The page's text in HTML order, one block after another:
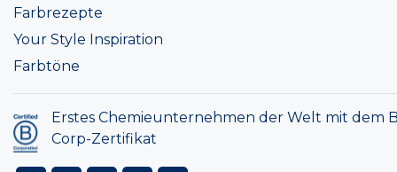
Farbrezepte
Your Style Inspiration
Farbtöne
Erstes Chemieunternehmen der Welt mit dem
Corp-Zertifikat